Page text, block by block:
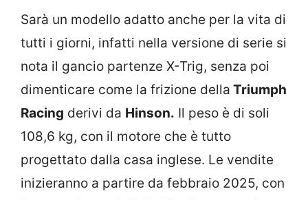
Sarà un modello adatto anche per la vita di
tutti i giorni, infatti nella versione di serie si
nota il gancio partenze X-Trig, senza poi
dimenticare come la frizione della Triumph
Racing derivi da Hinson. Il peso è di soli
108,6 kg, con il motore che è tutto
progettato dalla casa inglese. Le vendite
inizieranno a partire da febbraio 2025, con